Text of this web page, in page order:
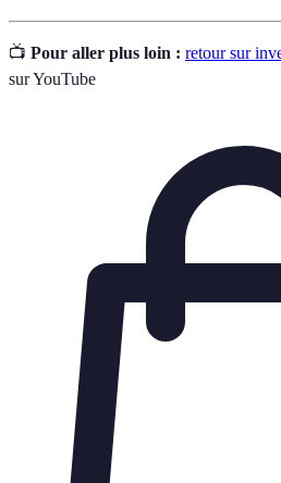
📺 Pour aller plus loin : retour sur
sur YouTube